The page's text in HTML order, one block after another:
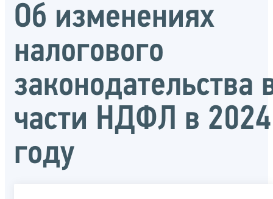
Об изменениях
налогового
законодательства
части НДФЛ в 2024
году